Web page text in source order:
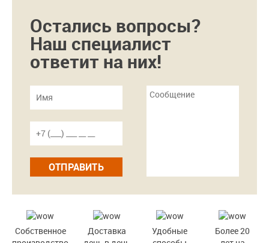
Остались вопросы?
Наш специалист
ответит на них!
ОТПРАВИТЬ
Собственное
Доставка
Удобные
Более 20